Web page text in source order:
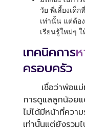
วัย พี่เลี้ยงเด็
เท่านั้น แต่ต้อ
เรียนรู้ใหม่ๆ ใ
เทคนิคการ
ครอบครัว
เชื่อว่าพ่อแม่ทุ
การดูแลลูกน้อย
ไม่ได้มีหน้าที่ควา
เท่านั้นแต่ยังรวม